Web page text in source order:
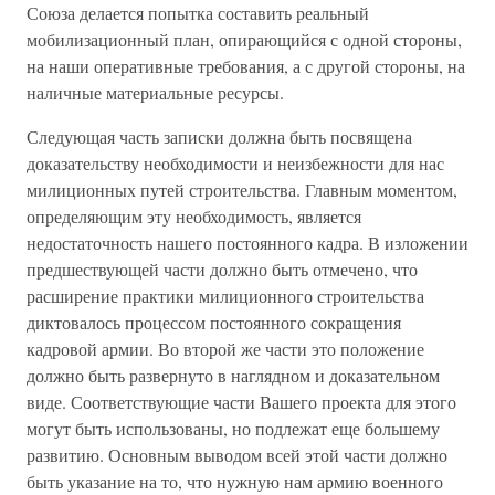
Союза делается попытка составить реальный
мобилизационный план, опирающийся с одной стороны,
на наши оперативные требования, а с другой стороны, на
наличные материальные ресурсы.
Следующая часть записки должна быть посвящена
доказательству необходимости и неизбежности для нас
милиционных путей строительства. Главным моментом,
определяющим эту необходимость, является
недостаточность нашего постоянного кадра. В изложении
предшествующей части должно быть отмечено, что
расширение практики милиционного строительства
диктовалось процессом постоянного сокращения
кадровой армии. Во второй же части это положение
должно быть развернуто в наглядном и доказательном
виде. Соответствующие части Вашего проекта для этого
могут быть использованы, но подлежат еще большему
развитию. Основным выводом всей этой части должно
быть указание на то, что нужную нам армию военного